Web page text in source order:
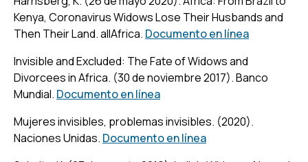
Kenya, Coronavirus Widows Lose Their Husbands and
Then Their Land.allAfrica. Documento en línea
Invisible and Excluded: The Fate of Widows and
Divorcees in Africa. (30 de noviembre 2017).Banco
Mundial. Documento en línea
Mujeres invisibles, problemas invisibles. (2020).
Naciones Unidas. Documento en línea